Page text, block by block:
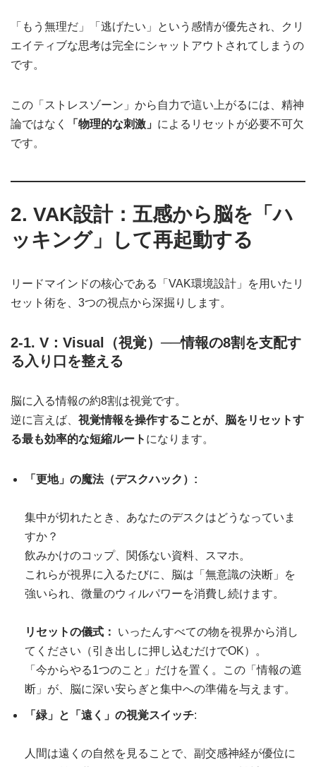
「もう無理だ」「逃げたい」という感情が優先され、クリ
エイティブな思考は完全にシャットアウトされてしまうの
です。
この「ストレスゾーン」から自力で這い上がるには、精神
論ではなく
「物理的な刺激」 によるリセットが必要不可欠
です。
2. VAK設計：五感から脳を「ハ
ッキング」して再起動する
リードマインドの核心である「VAK環境設計」を用いたリ
セット術を、3つの視点から深掘りします。
2-1. V：Visual（視覚）──情報の8割を支配す
る入り口を整える
脳に入る情報の約8割は視覚です。
逆に言えば、 視覚情報を操作することが、脳をリセットす
る最も効率的な短縮ルート になります。
「更地」の魔法（デスクハック）:
集中が切れたとき、あなたのデスクはどうなっていま
すか？
飲みかけのコップ、関係ない資料、スマホ。
これらが視界に入るたびに、脳は「無意識の決断」を
強いられ、微量のウィルパワーを消費し続けます。
リセットの儀式：
いったんすべての物を視界から消し
てください（引き出しに押し込むだけでOK）。
「今からやる1つのこと」だけを置く。この「情報の遮
断」が、脳に深い安らぎと集中への準備を与えます。
「緑」と「遠く」の視覚スイッチ:
人間は遠くの自然を見ることで、副交感神経が優位に